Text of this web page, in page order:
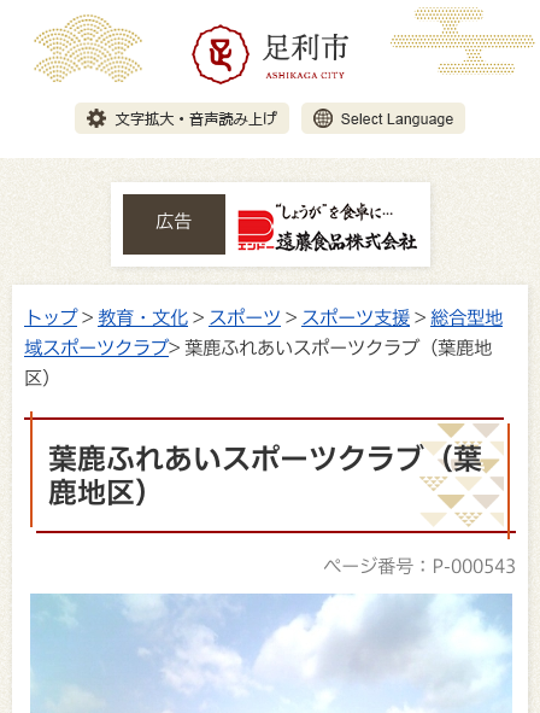
広告
トップ> 教育・文化 > スポーツ > スポーツ支援 > 総合型地
域スポーツクラブ> 葉鹿ふれあいスポーツクラブ（葉鹿地
区）
葉鹿ふれあいスポーツクラブ（葉
鹿地区）
ページ番号：P-000543